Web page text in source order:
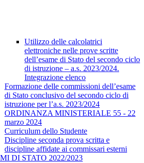
Utilizzo delle calcolatrici
elettroniche nelle prove scritte
dell’esame di Stato del secondo ciclo
di istruzione – a.s. 2023/2024.
Integrazione elenco
Formazione delle commissioni dell’esame
di Stato conclusivo del secondo ciclo di
istruzione per l’a.s. 2023/2024
ORDINANZA MINISTERIALE 55 - 22
marzo 2024
Curriculum dello Studente
Discipline seconda prova scritta e
discipline affidate ai commissari esterni
DI STATO 2022/2023